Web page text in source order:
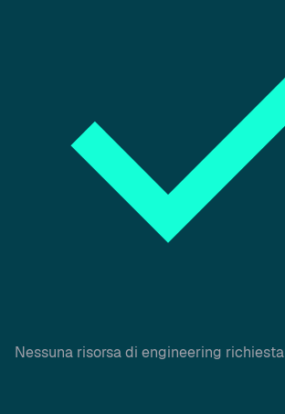
Nessuna risorsa di engineering richiesta